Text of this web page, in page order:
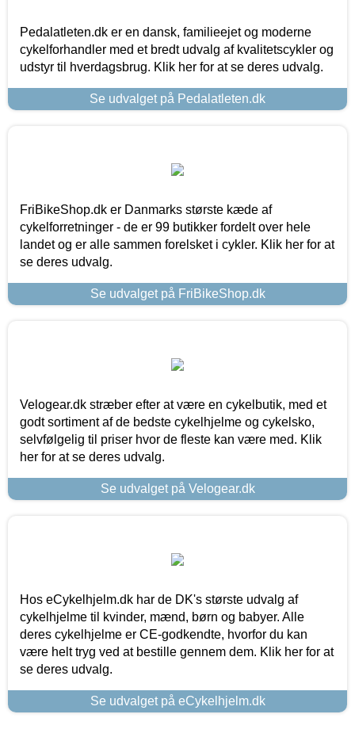
Pedalatleten.dk er en dansk, familieejet og moderne
cykelforhandler med et bredt udvalg af kvalitetscykler og
udstyr til hverdagsbrug. Klik her for at se deres udvalg.
Se udvalget på Pedalatleten.dk
FriBikeShop.dk er Danmarks største kæde af
cykelforretninger - de er 99 butikker fordelt over hele
landet og er alle sammen forelsket i cykler. Klik her for at
se deres udvalg.
Se udvalget på FriBikeShop.dk
Velogear.dk stræber efter at være en cykelbutik, med et
godt sortiment af de bedste cykelhjelme og cykelsko,
selvfølgelig til priser hvor de fleste kan være med. Klik
her for at se deres udvalg.
Se udvalget på Velogear.dk
Hos eCykelhjelm.dk har de DK's største udvalg af
cykelhjelme til kvinder, mænd, børn og babyer. Alle
deres cykelhjelme er CE-godkendte, hvorfor du kan
være helt tryg ved at bestille gennem dem. Klik her for at
se deres udvalg.
Se udvalget på eCykelhjelm.dk